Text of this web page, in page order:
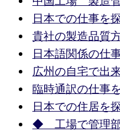
日本での仕事を
貴社の製造品質
日本語関係の仕
広州の自宅で出
臨時通訳の仕事
日本での住居を
◆ 工場で管理